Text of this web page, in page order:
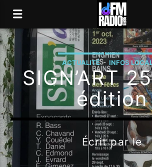
ACTUALITÉ INFOS
SIGN’ART
édition
Écrit parle